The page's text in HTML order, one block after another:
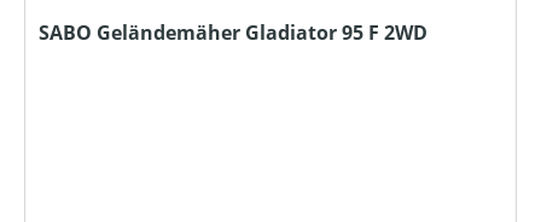
SABO Geländemäher Gladiator 95 F 2WD